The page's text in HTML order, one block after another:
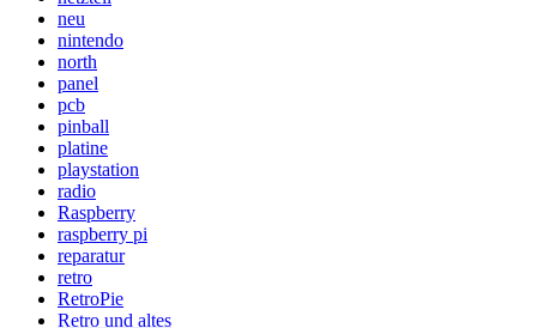
neu
nintendo
north
panel
pcb
pinball
platine
playstation
radio
Raspberry
raspberry pi
reparatur
retro
RetroPie
Retro und altes